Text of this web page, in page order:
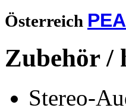
Österreich
Zubehör /
Stereo-